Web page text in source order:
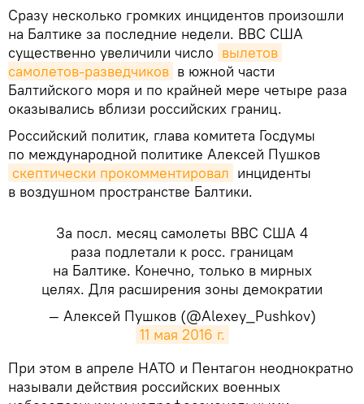
Сразу несколько громких инцидентов произошли
на Балтике за последние недели. ВВС США
существенно увеличили число вылетов
самолетов-разведчиков в южной части
Балтийского моря и по крайней мере четыре раза
оказывались вблизи российских границ.
Российский политик, глава комитета Госдумы
по международной политике Алексей Пушков
скептически прокомментировал инциденты
в воздушном пространстве Балтики.
За посл. месяц самолеты ВВС США 4
раза подлетали к росс. границам
на Балтике. Конечно, только в мирных
целях. Для расширения зоны демократии
— Алексей Пушков (@Alexey_Pushkov)
11 мая 2016 г.
При этом в апреле НАТО и Пентагон неоднократно
называли действия российских военных